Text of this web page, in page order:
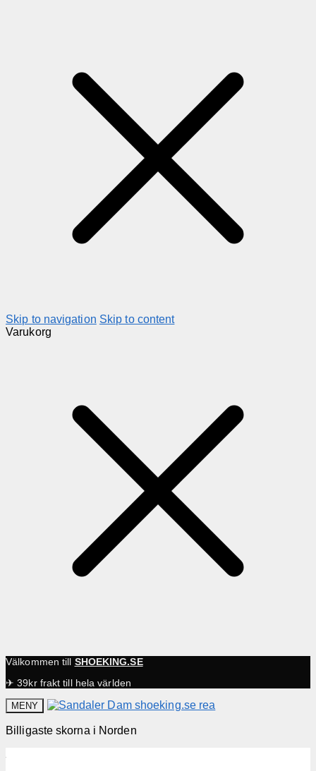
Skip to navigation Skip to content
Varukorg
Välkommen till SHOEKING.SE
✈ 39kr frakt till hela världen
MENY
Billigaste skorna i Norden